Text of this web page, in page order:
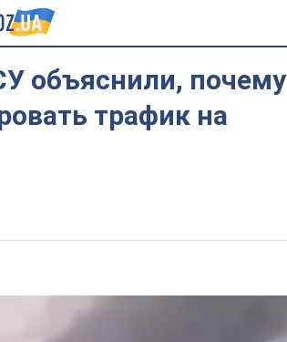
объяснили, почему
трафик на